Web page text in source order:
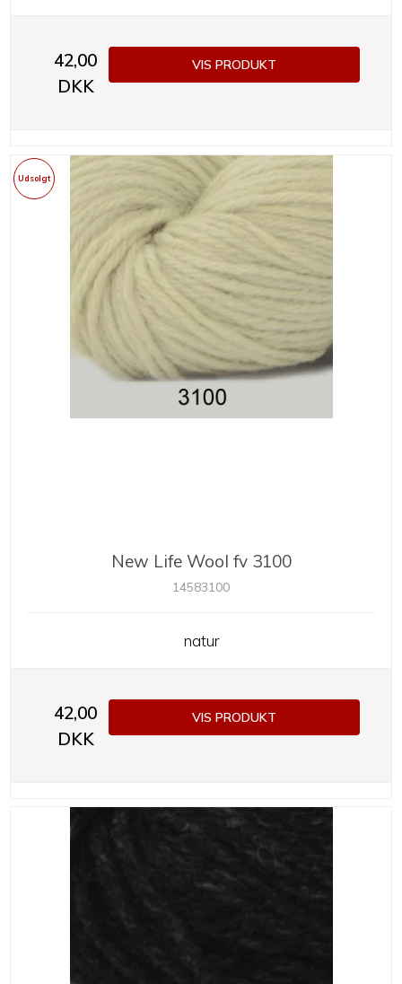
42,00
DKK
VIS PRODUKT
Udsolgt
New Life Wool fv 3100
14583100
natur
42,00
DKK
VIS PRODUKT